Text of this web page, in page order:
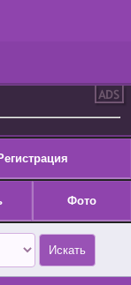
Фото